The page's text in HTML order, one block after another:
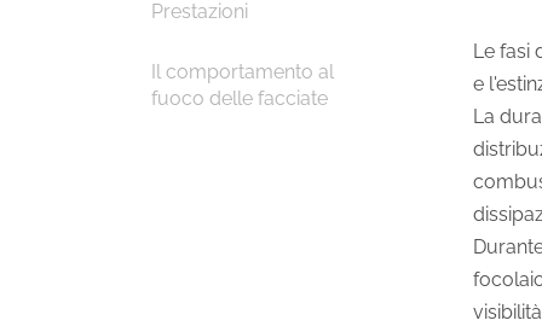
Prestazioni
Il comportamento al
fuoco delle facciate
Le fasi
e
La